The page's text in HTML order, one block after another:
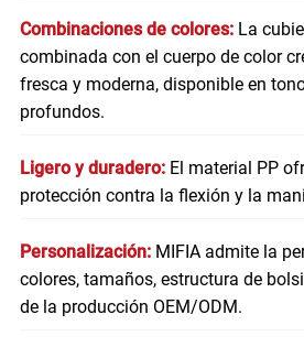
Combinaciones de colores: La
combinada con el cuerpo de color
fresca y moderna, disponible en
profundos.
Ligero y duradero: El material PP
protección contra la flexión y la
Personalización: MIFIA admite la
colores, tamaños, estructura de
de la producción OEM/ODM.